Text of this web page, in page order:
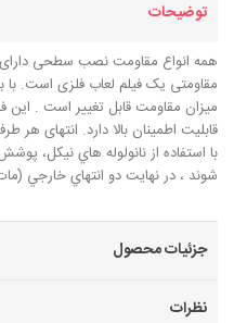
توضیحات
همه انواع مقاومت نصب سطحی
مقاومتی یک فیلم لعاب فلزی است.
میزان مقاومت قابل تغییر است . این
قابلیت اطمینان بالا دارد. انتهای هر
با استفاده از نانولوله هاي نيکل،
شوند ، در نهايت دو انتهاي خارجي
جزئیات محصول
نظرات